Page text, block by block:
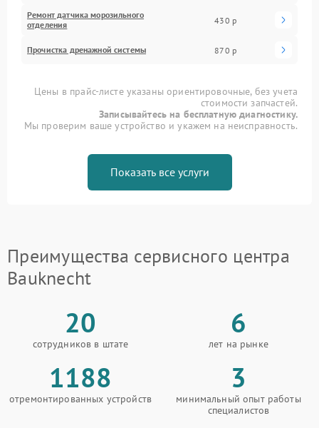
Ремонт датчика морозильного
отделения
430 р
Прочистка дренажной системы 870 р
Цены в прайс-листе указаны ориентировочные, без учета
стоимости запчастей.
Записывайтесь на бесплатную диагностику.
Мы проверим ваше устройство и укажем на неисправность.
Показать все услуги
Преимущества сервисного центра
Bauknecht
20
сотрудников в штате
6
лет на рынке
1188
отремонтированных устройств
3
минимальный опыт работы
специалистов